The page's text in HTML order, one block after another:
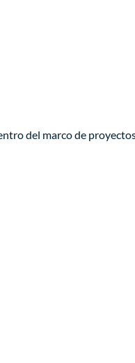
del marco de